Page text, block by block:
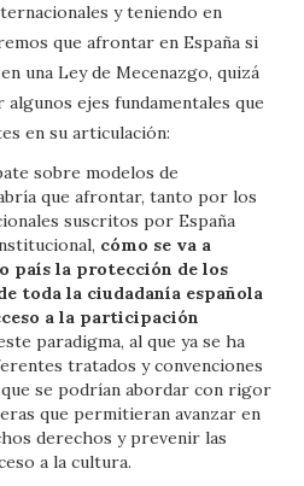
y teniendo en
que afrontar en España si
una Ley de Mecenazgo, quizá
ejes fundamentales que
en su articulación:
sobre modelos de
que afrontar, tanto por los
suscritos por España
cómo se va a
país la protección de los
toda la ciudadanía española
a la participación
paradigma, al que ya se ha
tratados y convenciones
se podrían abordar con rigor
que permitieran avanzar en
derechos y prevenir las
a la cultura.